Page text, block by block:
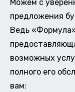
Можем с
предложения
Ведь
возможных
полного его
вам: